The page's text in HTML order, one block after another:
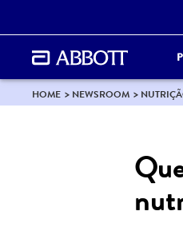
HOME NEWSROOM